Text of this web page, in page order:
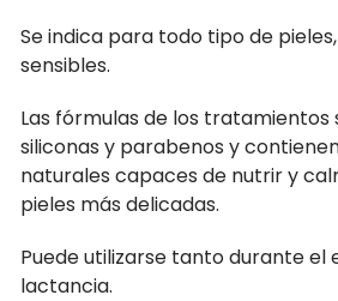
Se indica para todo tipo de
sensibles.
Las fórmulas de los tratamientos
siliconas y parabenos y
naturales capaces de nutrir y
pieles más delicadas.
Puede utilizarse tanto durante el
lactancia.